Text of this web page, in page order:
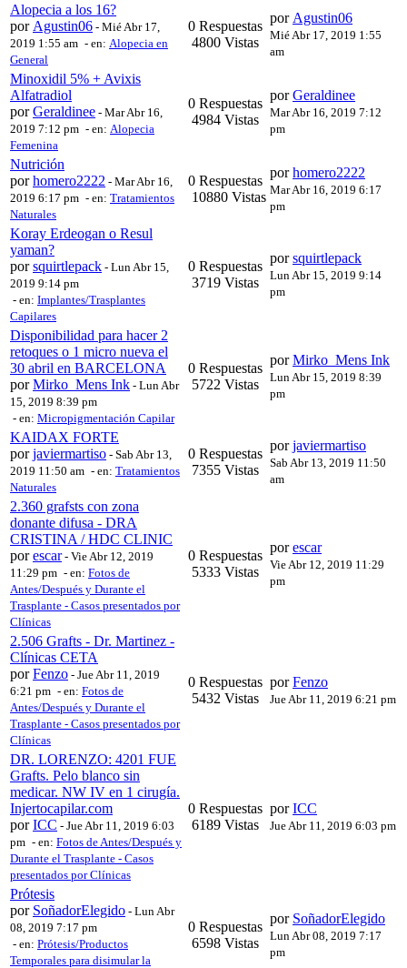
Alopecia a los 16?
por Agustin06 - Mié Abr 17,
2019 1:55 am - en: Alopecia en
General
0 Respuestas
4800 Vistas
por Agustin06
Mié Abr 17, 2019 1:55
am
Minoxidil 5% + Avixis
Alfatradiol
porGeraldinee - Mar Abr 16,
2019 7:12 pm - en: Alopecia
Femenina
0 Respuestas
4984 Vistas
porGeraldinee
Mar Abr 16, 2019 7:12
pm
Nutrición
porhomero2222 - Mar Abr 16,
2019 6:17 pm - en: Tratamientos
Naturales
0 Respuestas
10880 Vistas
porhomero2222
Mar Abr 16, 2019 6:17
pm
Koray Erdeogan o Resul
yaman?
porsquirtlepack - Lun Abr 15,
2019 9:14 pm
- en: Implantes/Trasplantes
Capilares
0 Respuestas
3719 Vistas
porsquirtlepack
Lun Abr 15, 2019 9:14
pm
Disponibilidad para hacer 2
retoques o 1 micro nueva el
30 abril en BARCELONA
porMirko_Mens Ink - Lun Abr
15, 2019 8:39 pm
- en: Micropigmentación Capilar
0 Respuestas
5722 Vistas
porMirko_Mens Ink
Lun Abr 15, 2019 8:39
pm
KAIDAX FORTE
porjaviermartiso - Sab Abr 13,
2019 11:50 am - en: Tratamientos
Naturales
0 Respuestas
7355 Vistas
porjaviermartiso
Sab Abr 13, 2019 11:50
am
2.360 grafsts con zona
donante difusa - DRA
CRISTINA / HDC CLINIC
porescar- Vie Abr 12, 2019
11:29 pm - en: Fotos de
Antes/Después y Durante el
Trasplante - Casos presentados por
Clínicas
0 Respuestas
5333 Vistas
porescar
Vie Abr 12, 2019 11:29
pm
2.506 Grafts - Dr. Martinez -
Clínicas CETA
porFenzo - Jue Abr 11, 2019
6:21 pm - en: Fotos de
Antes/Después y Durante el
Trasplante - Casos presentados por
Clínicas
0 Respuestas
5432 Vistas
porFenzo
Jue Abr 11, 2019 6:21 pm
DR. LORENZO: 4201 FUE
Grafts. Pelo blanco sin
medicar. NW IV en 1 cirugía.
Injertocapilar.com
porICC - Jue Abr 11, 2019 6:03
pm - en: Fotos de Antes/Después y
Durante el Trasplante - Casos
presentados por Clínicas
0 Respuestas
6189 Vistas
porICC
Jue Abr 11, 2019 6:03 pm
Prótesis
por SoñadorElegido - Lun Abr
08, 2019 7:17 pm
- en: Prótesis/Productos
Temporales para disimular la
0 Respuestas
6598 Vistas
por SoñadorElegido
Lun Abr 08, 2019 7:17
pm